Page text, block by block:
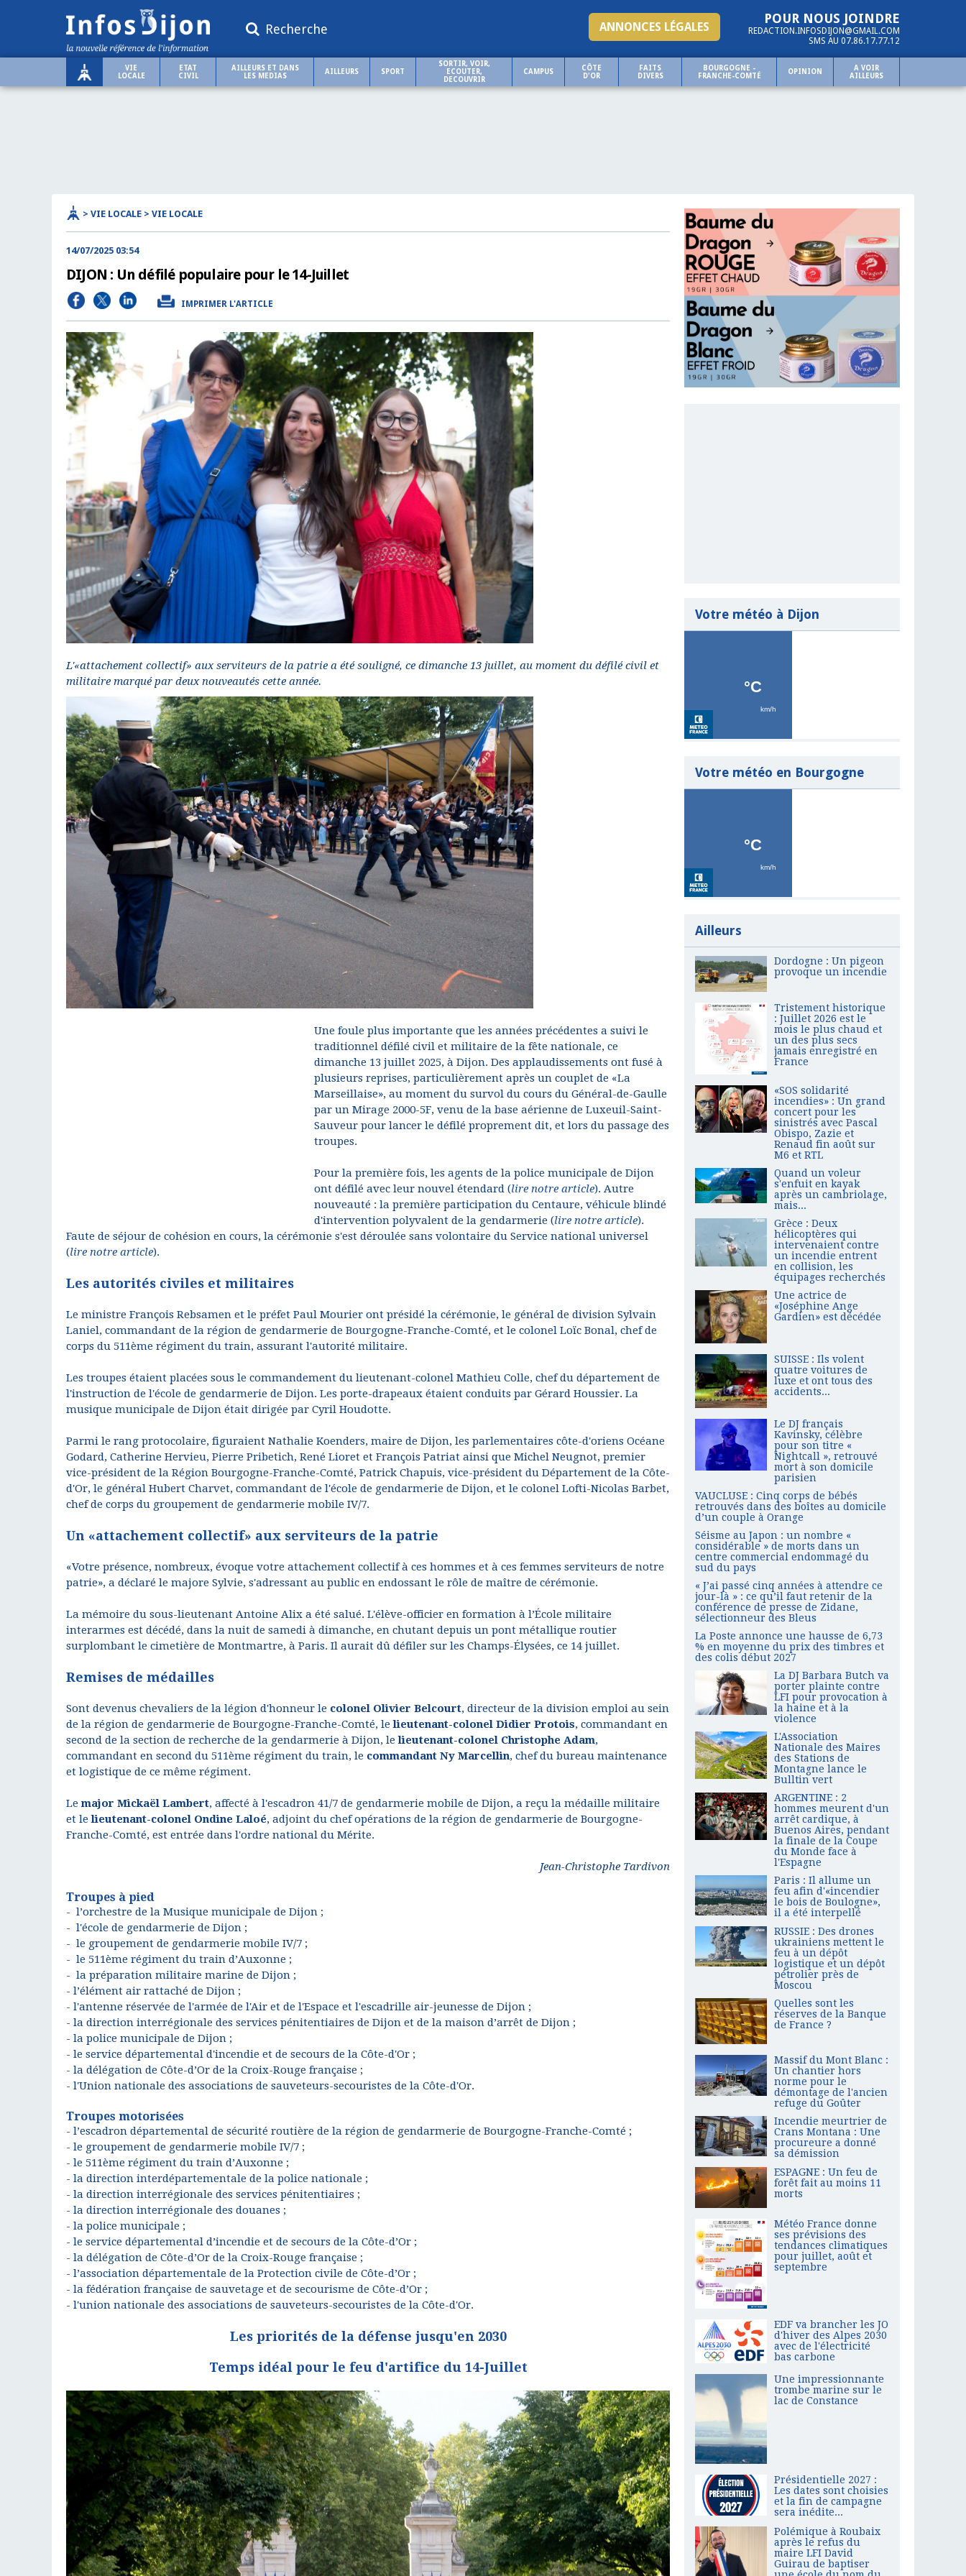
Recherche
POUR NOUS JOINDRE
REDACTION.INFOSDIJON@GMAIL.COM
SMS AU 07.86.17.77.12
ANNONCES LÉGALES
VIE
LOCALE
ETAT
CIVIL
AILLEURS ET DANS
LES MEDIAS
AILLEURS SPORT
SORTIR, VOIR,
ECOUTER,
DECOUVRIR
CAMPUS
CÔTE
D'OR
FAITS
DIVERS
BOURGOGNE -
FRANCHE-COMTÉ
OPINION
A VOIR
AILLEURS
> VIE LOCALE > VIE LOCALE
14/07/2025 03:54
DIJON : Un défilé populaire pour le 14-Juillet
IMPRIMER L'ARTICLE
L'«attachement collectif» aux serviteurs de la patrie a été souligné, ce dimanche 13 juillet, au moment du défilé civil et
militaire marqué par deux nouveautés cette année.
Une foule plus importante que les années précédentes a suivi le
traditionnel défilé civil et militaire de la fête nationale, ce
dimanche 13 juillet 2025, à Dijon. Des applaudissements ont fusé à
plusieurs reprises, particulièrement après un couplet de «La
Marseillaise», au moment du survol du cours du Général-de-Gaulle
par un Mirage 2000-5F, venu de la base aérienne de Luxeuil-Saint-
Sauveur pour lancer le défilé proprement dit, et lors du passage des
troupes.
Pour la première fois, les agents de la police municipale de Dijon
ont défilé avec leur nouvel étendard (lire notre article). Autre
nouveauté : la première participation du Centaure, véhicule blindé
d'intervention polyvalent de la gendarmerie (lire notre article).
Faute de séjour de cohésion en cours, la cérémonie s'est déroulée sans volontaire du Service national universel
(lire notre article).
Les autorités civiles et militaires
Le ministre François Rebsamen et le préfet Paul Mourier ont présidé la cérémonie, le général de division Sylvain
Laniel, commandant de la région de gendarmerie de Bourgogne-Franche-Comté, et le colonel Loïc Bonal, chef de
corps du 511ème régiment du train, assurant l'autorité militaire.
Les troupes étaient placées sous le commandement du lieutenant-colonel Mathieu Colle, chef du département de
l'instruction de l'école de gendarmerie de Dijon. Les porte-drapeaux étaient conduits par Gérard Houssier. La
musique municipale de Dijon était dirigée par Cyril Houdotte.
Parmi le rang protocolaire, figuraient Nathalie Koenders, maire de Dijon, les parlementaires côte-d'oriens Océane
Godard, Catherine Hervieu, Pierre Pribetich, René Lioret et François Patriat ainsi que Michel Neugnot, premier
vice-président de la Région Bourgogne-Franche-Comté, Patrick Chapuis, vice-président du Département de la Côte-
d'Or, le général Hubert Charvet, commandant de l'école de gendarmerie de Dijon, et le colonel Lofti-Nicolas Barbet,
chef de corps du groupement de gendarmerie mobile IV/7.
Un «attachement collectif» aux serviteurs de la patrie
«Votre présence, nombreux, évoque votre attachement collectif à ces hommes et à ces femmes serviteurs de notre
patrie», a déclaré le majore Sylvie, s'adressant au public en endossant le rôle de maître de cérémonie.
La mémoire du sous-lieutenant Antoine Alix a été salué. L'élève-officier en formation à l’École militaire
interarmes est décédé, dans la nuit de samedi à dimanche, en chutant depuis un pont métallique routier
surplombant le cimetière de Montmartre, à Paris. Il aurait dû défiler sur les Champs-Élysées, ce 14 juillet.
Remises de médailles
Sont devenus chevaliers de la légion d'honneur le colonel Olivier Belcourt, directeur de la division emploi au sein
de la région de gendarmerie de Bourgogne-Franche-Comté, lelieutenant-colonel Didier Protois, commandant en
second de la section de recherche de la gendarmerie à Dijon, lelieutenant-colonel Christophe Adam,
commandant en second du 511ème régiment du train, le commandant Ny Marcellin, chef du bureau maintenance
et logistique de ce même régiment.
Lemajor Mickaël Lambert, affecté à l'escadron 41/7 de gendarmerie mobile de Dijon, a reçu la médaille militaire
et lelieutenant-colonel Ondine Laloé, adjoint du chef opérations de la région de gendarmerie de Bourgogne-
Franche-Comté, est entrée dans l'ordre national du Mérite.
Jean-Christophe Tardivon
Troupes à pied
- l’orchestre de la Musique municipale de Dijon ;
- l'école de gendarmerie de Dijon ;
- le groupement de gendarmerie mobile IV/7 ;
- le 511ème régiment du train d’Auxonne ;
- la préparation militaire marine de Dijon ;
- l’élément air rattaché de Dijon ;
- l'antenne réservée de l'armée de l'Air et de l'Espace et l'escadrille air-jeunesse de Dijon ;
- la direction interrégionale des services pénitentiaires de Dijon et de la maison d’arrêt de Dijon ;
- la police municipale de Dijon ;
- le service départemental d'incendie et de secours de la Côte-d'Or ;
- la délégation de Côte-d’Or de la Croix-Rouge française ;
- l'Union nationale des associations de sauveteurs-secouristes de la Côte-d'Or.
Troupes motorisées
- l’escadron départemental de sécurité routière de la région de gendarmerie de Bourgogne-Franche-Comté ;
- le groupement de gendarmerie mobile IV/7 ;
- le 511ème régiment du train d’Auxonne ;
- la direction interdépartementale de la police nationale ;
- la direction interrégionale des services pénitentiaires ;
- la direction interrégionale des douanes ;
- la police municipale ;
- le service départemental d’incendie et de secours de la Côte-d’Or ;
- la délégation de Côte-d’Or de la Croix-Rouge française ;
- l’association départementale de la Protection civile de Côte-d’Or ;
- la fédération française de sauvetage et de secourisme de Côte-d’Or ;
- l'union nationale des associations de sauveteurs-secouristes de la Côte-d'Or.
Les priorités de la défense jusqu'en 2030
Temps idéal pour le feu d'artifice du 14-Juillet
Votre météo à Dijon
Votre météo en Bourgogne
Ailleurs
Dordogne : Un pigeon
provoque un incendie
Tristement historique
: Juillet 2026 est le
mois le plus chaud et
un des plus secs
jamais enregistré en
France
«SOS solidarité
incendies» : Un grand
concert pour les
sinistrés avec Pascal
Obispo, Zazie et
Renaud fin août sur
M6 et RTL
Quand un voleur
s'enfuit en kayak
après un cambriolage,
mais...
Grèce : Deux
hélicoptères qui
intervenaient contre
un incendie entrent
en collision, les
équipages recherchés
Une actrice de
«Joséphine Ange
Gardien» est décédée
SUISSE : Ils volent
quatre voitures de
luxe et ont tous des
accidents...
Le DJ français
Kavinsky, célèbre
pour son titre «
Nightcall », retrouvé
mort à son domicile
parisien
VAUCLUSE : Cinq corps de bébés
retrouvés dans des boîtes au domicile
d’un couple à Orange
Séisme au Japon : un nombre «
considérable » de morts dans un
centre commercial endommagé du
sud du pays
« J’ai passé cinq années à attendre ce
jour-là » : ce qu’il faut retenir de la
conférence de presse de Zidane,
sélectionneur des Bleus
La Poste annonce une hausse de 6,73
% en moyenne du prix des timbres et
des colis début 2027
La DJ Barbara Butch va
porter plainte contre
LFI pour provocation à
la haine et à la
violence
L'Association
Nationale des Maires
des Stations de
Montagne lance le
Bulltin vert
ARGENTINE : 2
hommes meurent d'un
arrêt cardique, à
Buenos Aires, pendant
la finale de la Coupe
du Monde face à
l'Espagne
Paris : Il allume un
feu afin d'«incendier
le bois de Boulogne»,
il a été interpellé
RUSSIE : Des drones
ukrainiens mettent le
feu à un dépôt
logistique et un dépôt
pétrolier près de
Moscou
Quelles sont les
réserves de la Banque
de France ?
Massif du Mont Blanc :
Un chantier hors
norme pour le
démontage de l'ancien
refuge du Goûter
Incendie meurtrier de
Crans Montana : Une
procureure a donné
sa démission
ESPAGNE : Un feu de
forêt fait au moins 11
morts
Météo France donne
ses prévisions des
tendances climatiques
pour juillet, août et
septembre
EDF va brancher les JO
d'hiver des Alpes 2030
avec de l'électricité
bas carbone
Une impressionnante
trombe marine sur le
lac de Constance
Présidentielle 2027 :
Les dates sont choisies
et la fin de campagne
sera inédite...
Polémique à Roubaix
après le refus du
maire LFI David
Guirau de baptiser